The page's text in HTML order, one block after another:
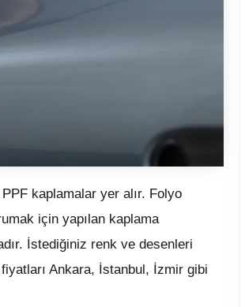
kaplamalar yer alır. Folyo
için yapılan kaplama
İstediğiniz renk ve desenleri
Ankara, İstanbul, İzmir gibi